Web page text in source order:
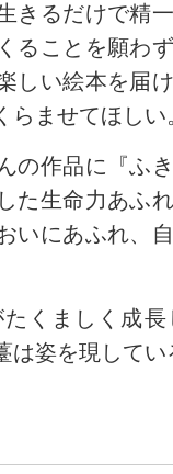
きるだけで精
ることを願わ
しい絵本を届
らませてほしい
の作品に『ふ
た生命力あふ
いにあふれ、
くましく成長
は姿を現して